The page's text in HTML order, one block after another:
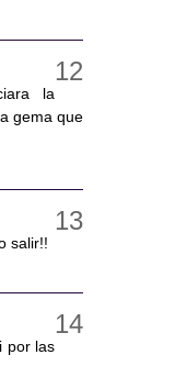
la
gema que
salir!!
por las